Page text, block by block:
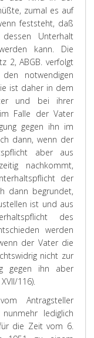
zumal es auf
feststeht, daß
Unterhalt
kann. Die
2, ABGB. verfolgt
notwendigen
ist daher in dem
und bei ihrer
Falle der Vater
gegen ihn im
dann, wenn der
aber aus
nachkommt,
der
dann begrundet,
ist und aus
des
werden
der Vater die
nicht zur
gegen ihn aber
116).
Antragsteller
lediglich
die Zeit vom 6.